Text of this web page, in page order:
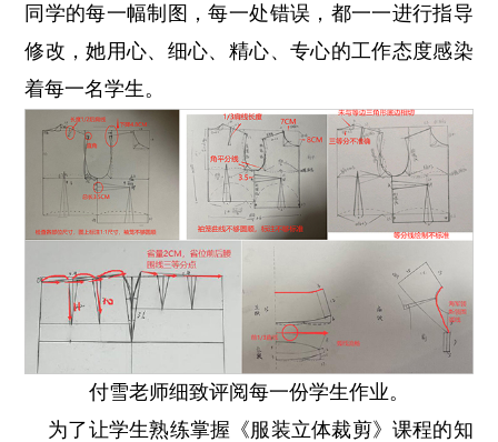
同学的每一幅制图，每一处错误，都一一进行指导
修改，她用心、细心、精心、专心的工作态度感染
着每一名学生。
付雪老师细致评阅每一份学生作业。
为了让学生熟练掌握《服装立体裁剪》课程的知